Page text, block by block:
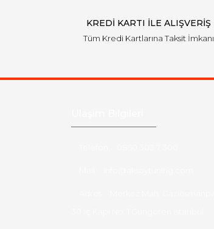
KREDİ KARTI İLE ALIŞVERİŞ
Tüm Kredi Kartlarına Taksit İmkanı